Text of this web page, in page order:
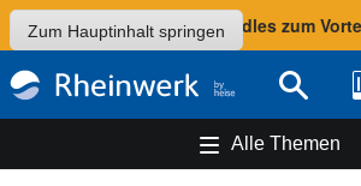
Zum Hauptinhalt springen
Sommer-Aktion: Bundles zum
Suche
Alle Themen